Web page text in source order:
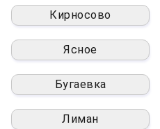
Кирносово
Ясное
Бугаевка
Лиман